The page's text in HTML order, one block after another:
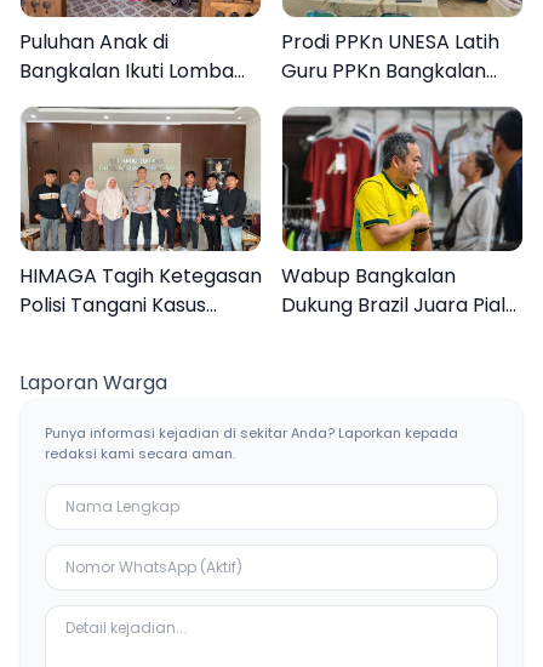
Puluhan Anak di
Bangkalan Ikuti Lomba
Mewarnai Bertema
Liburan Keluarga
Prodi PPKn UNESA Latih
Guru PPKn Bangkalan
dengan Pembelajaran
Inovasi Teknologi
HIMAGA Tagih Ketegasan
Polisi Tangani Kasus
Wabup Bangkalan
Dukung Brazil Juara Piala
Laporan Warga
Punya informasi kejadian di sekitar Anda? Laporkan kepada
redaksi kami secara aman.